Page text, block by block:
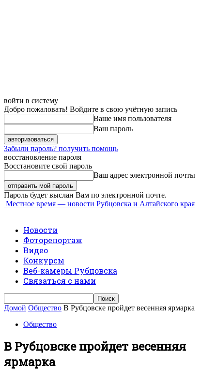
войти в систему
Добро пожаловать! Войдите в свою учётную запись
Ваше имя пользователя
Ваш пароль
Забыли пароль? получить помощь
восстановление пароля
Восстановите свой пароль
Ваш адрес электронной почты
Пароль будет выслан Вам по электронной почте.
Местное время — новости Рубцовска и Алтайского края
Новости
Фоторепортаж
Видео
Конкурсы
Веб-камеры Рубцовска
Связаться с нами
Домой Общество В Рубцовске пройдет весенняя ярмарка
Общество
В Рубцовске пройдет весенняя
ярмарка